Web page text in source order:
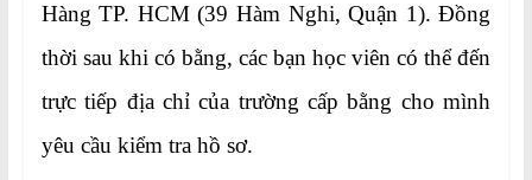
Hàng TP. HCM (39 Hàm Nghi, Quận 1). Đồng
thời sau khi có bằng, các bạn học viên có thể đến
trực tiếp địa chỉ của trường cấp bằng cho mình
yêu cầu kiểm tra hồ sơ.